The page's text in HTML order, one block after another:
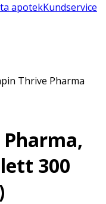
apotekKundservice
Thrive Pharma
300